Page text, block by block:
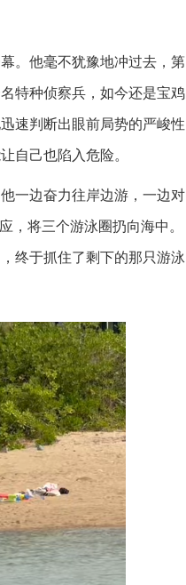
。他毫不犹豫地冲过去，第
特种侦察兵，如今还是宝鸡
速判断出眼前局势的严峻性
自己也陷入危险。
一边奋力往岸边游，一边对
，将三个游泳圈扔向海中。
终于抓住了剩下的那只游泳